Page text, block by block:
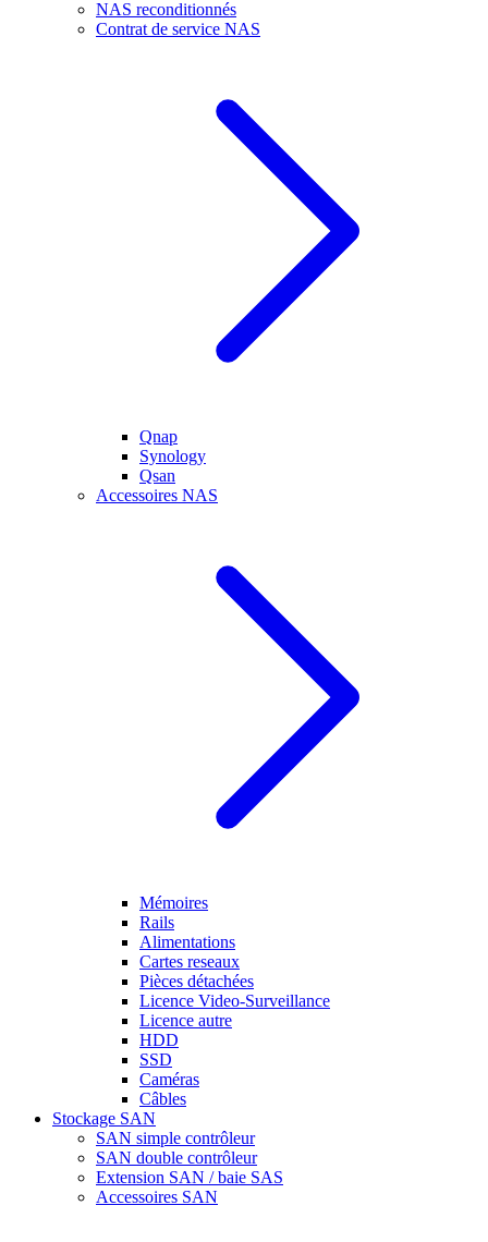
NAS reconditionnés
Contrat de service NAS
Qnap
Synology
Qsan
Accessoires NAS
Mémoires
Rails
Alimentations
Cartes reseaux
Pièces détachées
Licence Video-Surveillance
Licence autre
HDD
SSD
Caméras
Câbles
Stockage SAN
SAN simple contrôleur
SAN double contrôleur
Extension SAN / baie SAS
Accessoires SAN